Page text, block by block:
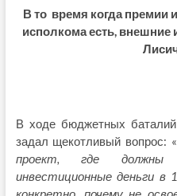
В то время когда премии
исполкома есть,
В ходе бюджетных
задал щекотливый вопрос: «
проект, где
инвестиционные деньги в